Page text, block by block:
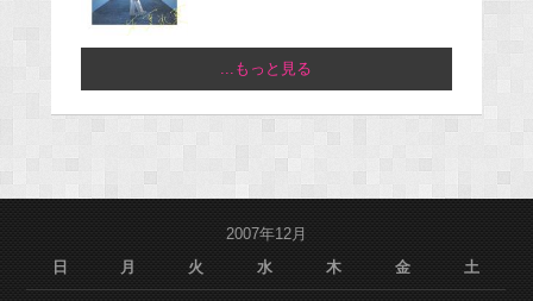
...もっと見る
2007年12月
日
月 火 水 木 金 土